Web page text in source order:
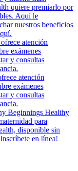
quiere premiarlo por
Aquí le
nuestros beneficios
atención
exámenes
y consultas
atención
exámenes
y consultas
Beginnings Healthy
para
disponible sin
en línea!